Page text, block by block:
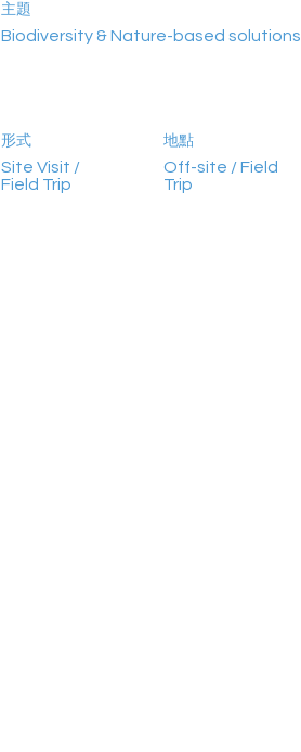
主題
Biodiversity & Nature-based solutions
形式
Site Visit /
Field Trip
地點
Off-site / Field
Trip